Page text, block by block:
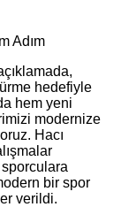
Adım
hedefiyle
hem yeni
modernize
Hacı
bir spor
verildi.